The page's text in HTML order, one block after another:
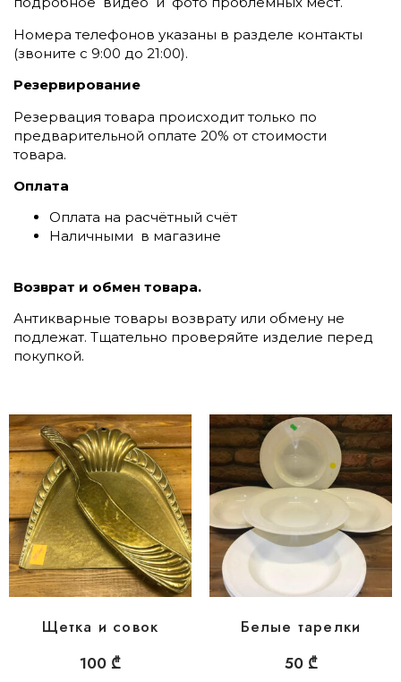
Номера телефонов указаны в разделе контакты
(звоните c 9:00 до 21:00).
Резервирование
Резервация товара происходит только по
предварительной оплате 20% от стоимости
товара.
Оплата
Оплата на расчётный счёт
Наличными в магазине
Возврат и обмен товара.
Антикварные товары возврату или обмену не
подлежат. Тщательно проверяйте изделие перед
покупкой.
Щетка и совок
100 ₾
Белые тарелки
50 ₾